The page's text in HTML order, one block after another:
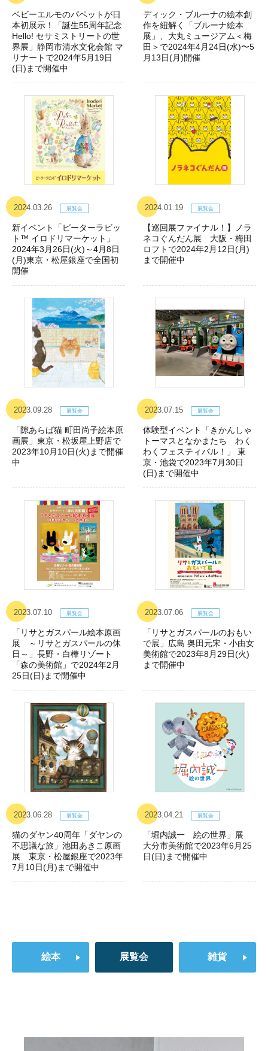
ベビーエルモのパペットが日
本初展示！「誕生55周年記念
Hello! セサミストリートの世
界展」静岡市清水文化会館 マ
リナートで2024年5月19日
(日)まで開催中
ディック・ブルーナの絵本創
作を紐解く「ブルーナ絵本
展」、大丸ミュージアム＜梅
田＞で2024年4月24日(水)〜5
月13日(月)開催
2024.03.26
新イベント「ピーターラビッ
ト™ イロドリマーケット」
2024年3月26日(火)～4月8日
(月)東京・松屋銀座で全国初
開催
2024.01.19
【巡回展ファイナル！】ノラ
ネコぐんだん展 大阪・梅田
ロフトで2024年2月12日(月)
まで開催中
2023.09.28
「隙あらば猫 町田尚子絵本原
画展」東京・松坂屋上野店で
2023年10月10日(火)まで開催
中
2023.07.15
体験型イベント「きかんしゃ
トーマスとなかまたち わく
わくフェスティバル！」 東
京・池袋で2023年7月30日
(日)まで開催中
2023.07.10
「リサとガスパール絵本原画
展 ～リサとガスパールの休
日～」長野・白樺リゾート
「森の美術館」で2024年2月
25日(日)まで開催中
2023.07.06
「リサとガスパールのおもい
で展」広島 奥田元宋・小由女
美術館で2023年8月29日(火)
まで開催中
2023.06.28
猫のダヤン40周年「ダヤンの
不思議な旅」池田あきこ原画
展 東京・松屋銀座で2023年
7月10日(月)まで開催中
2023.04.21
「堀内誠一 絵の世界」展
大分市美術館で2023年6月25
日(日)まで開催中
絵本 展覧会 雑貨